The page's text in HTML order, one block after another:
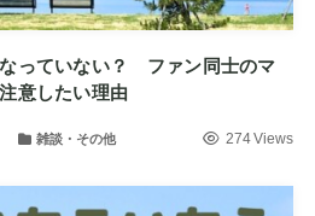
なっていない？ ファン同士のマ
意したい理由
雑談・その他 274 Views